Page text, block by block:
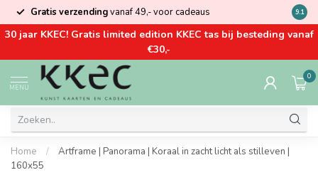
Gratis verzendingvanaf 49,- voor cadeaus Kom
9.1
30 jaar KKEC! Gratis limited edition KKEC tas bij besteding vanaf
€30,-
MENU
0
Home /
Artframe | Panorama | Koraal in zacht licht als stilleven |
160x55